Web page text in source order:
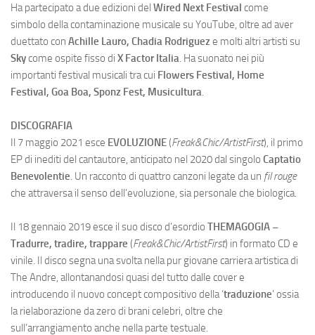
Ha partecipato a due edizioni del Wired Next Festival come
simbolo della contaminazione musicale su YouTube, oltre ad aver
duettato con Achille Lauro, Chadia Rodrigueze molti altri artisti su
Skycome ospite fisso di X Factor Italia. Ha suonato nei più
importanti festival musicali tra cui Flowers Festival, Home
Festival, Goa Boa, Sponz Fest, Musicultura.
DISCOGRAFIA
Il 7 maggio 2021 esce EVOLUZIONE(Freak&Chic/ArtistFirst), il primo
EP di inediti del cantautore, anticipato nel 2020 dal singolo Captatio
Benevolentie. Un racconto di quattro canzoni legate da un fil rouge
che attraversa il senso dell’evoluzione, sia personale che biologica.
Il 18 gennaio 2019 esce il suo disco d’esordio THEMAGOGIA –
Tradurre, tradire, trappare (Freak&Chic/ArtistFirst) in formato CD e
vinile. Il disco segna una svolta nella pur giovane carriera artistica di
The Andre, allontanandosi quasi del tutto dalle cover e
introducendo il nuovo concept compositivo della ‘traduzione’ ossia
la rielaborazione da zero di brani celebri, oltre che
sull’arrangiamento anche nella parte testuale.